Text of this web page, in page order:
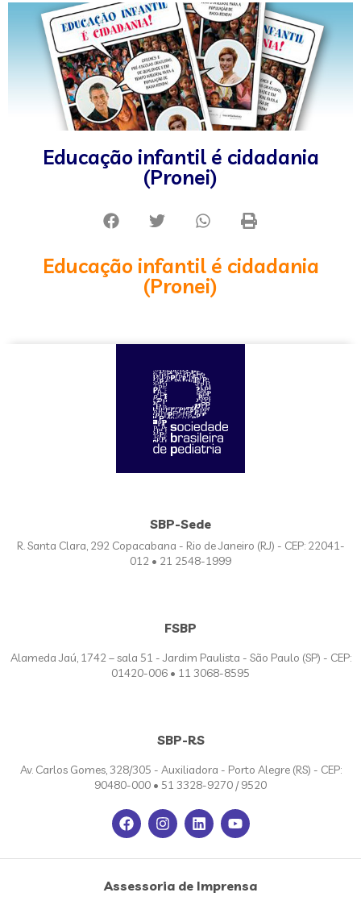
Educação infantil é cidadania
(Pronei)
Educação infantil é cidadania
(Pronei)
SBP-Sede
R. Santa Clara, 292 Copacabana - Rio de Janeiro (RJ) - CEP: 22041-
012 • 21 2548-1999
FSBP
Alameda Jaú, 1742 – sala 51 - Jardim Paulista - São Paulo (SP) - CEP:
01420-006 • 11 3068-8595
SBP-RS
Av. Carlos Gomes, 328/305 - Auxiliadora - Porto Alegre (RS) - CEP:
90480-000 • 51 3328-9270 / 9520
Assessoria de Imprensa